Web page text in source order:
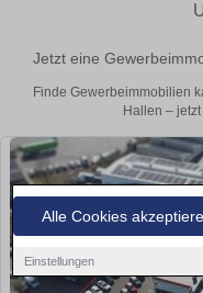
Alle Cookies
Einstellungen
Jetzt eine
Finde Gewerbeimmobilien
Hallen –